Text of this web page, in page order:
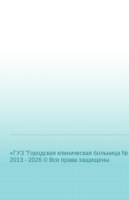
«ГУЗ "Городская клиническая больница №
2013 - 2026 © Все права защищены